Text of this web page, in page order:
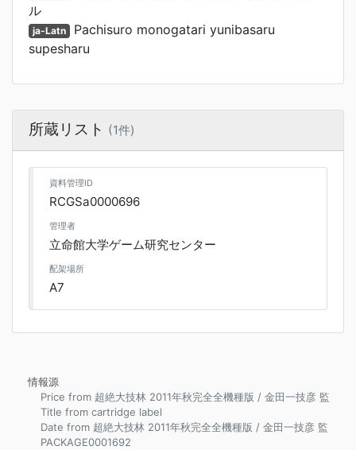
ル
ja-Latn Pachisuro monogatari yunibasaru
supesharu
所蔵リスト (1件)
資料管理ID
RCGSa0000696
管理者
立命館大学ゲーム研究センター
配架場所
A7
情報源
Price from 超絶大技林 2011年秋完全全機種版 / 金田一技彦 監
Title from cartridge label
Date from 超絶大技林 2011年秋完全全機種版 / 金田一技彦 監
PACKAGE0001692